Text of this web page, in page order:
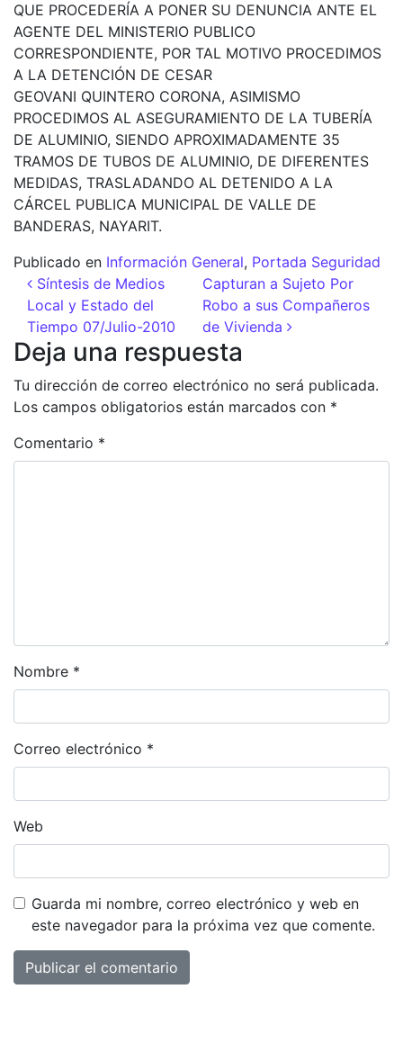
QUE PROCEDERÍA A PONER SU DENUNCIA ANTE EL
AGENTE DEL MINISTERIO PUBLICO
CORRESPONDIENTE, POR TAL MOTIVO PROCEDIMOS
A LA DETENCIÓN DE CESAR
GEOVANI QUINTERO CORONA, ASIMISMO
PROCEDIMOS AL ASEGURAMIENTO DE LA TUBERÍA
DE ALUMINIO, SIENDO APROXIMADAMENTE 35
TRAMOS DE TUBOS DE ALUMINIO, DE DIFERENTES
MEDIDAS, TRASLADANDO AL DETENIDO A LA
CÁRCEL PUBLICA MUNICIPAL DE VALLE DE
BANDERAS, NAYARIT.
Publicado en Información General, Portada Seguridad
Navegación de entradas
Síntesis de Medios
Local y Estado del
Tiempo 07/Julio-2010
Capturan a Sujeto Por
Robo a sus Compañeros
de Vivienda
Deja una respuesta
Tu dirección de correo electrónico no será publicada.
Los campos obligatorios están marcados con *
Comentario *
Nombre *
Correo electrónico *
Web
Guarda mi nombre, correo electrónico y web en
este navegador para la próxima vez que comente.